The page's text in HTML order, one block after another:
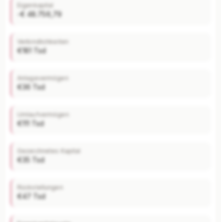
weiteren Kennzahlen über die Jahre.
Eigenkapital
-€ 48.756,79
Verbindlichkeiten
€181 Tsd
Anlagevermögen
€36 Tsd
Umlaufvermögen
€111 Tsd
Gezeichnetes Kapital
€35 Tsd
Rückstellungen
€47 Tsd